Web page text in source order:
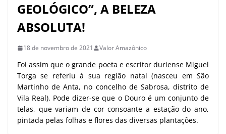
GEOLÓGICO”, A BELEZA
ABSOLUTA!
18 de novembro de 2021 Valor Amazônico
Foi assim que o grande poeta e escritor duriense Miguel
Torga se referiu à sua região natal (nasceu em São
Martinho de Anta, no concelho de Sabrosa, distrito de
Vila Real). Pode dizer-se que o Douro é um conjunto de
telas, que variam de cor consoante a estação do ano,
pintada pelas folhas e flores das diversas plantações.